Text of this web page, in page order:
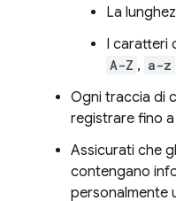
La
I caratteri
A-Z , a-z
Ogni traccia di
registrare fino
Assicurati che
contengano
personalmente